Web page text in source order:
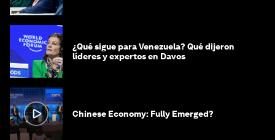
¿Qué sigue para Venezuela? Qué dijeron
líderes y expertos en Davos
Chinese Economy: Fully Emerged?